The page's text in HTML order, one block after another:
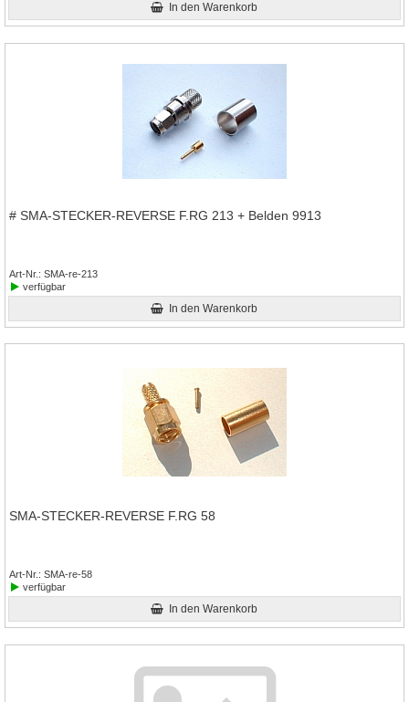
In den Warenkorb
# SMA-STECKER-REVERSE F.RG 213 + Belden 9913
Art-Nr.
SMA-re-213
verfügbar
In den Warenkorb
SMA-STECKER-REVERSE F.RG 58
Art-Nr. SMA-re-58
verfügbar
In den Warenkorb